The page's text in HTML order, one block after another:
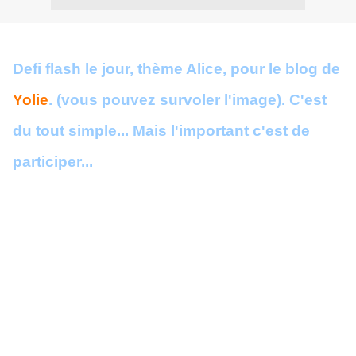
Defi flash le jour, thème Alice, pour le blog de
Yolie. (vous pouvez survoler l'image). C'est
du tout simple... Mais l'important c'est de
participer...